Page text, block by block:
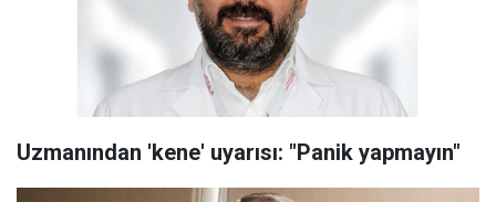
Uzmanından 'kene' uyarısı: "Panik yapmayın"